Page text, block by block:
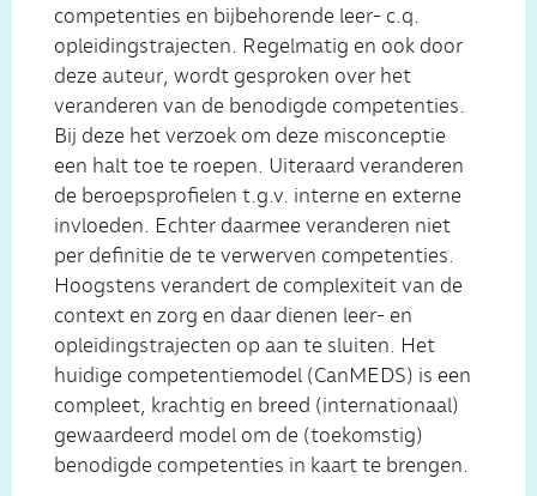
competenties en bijbehorende leer- c.q.
opleidingstrajecten. Regelmatig en ook door
deze auteur, wordt gesproken over het
veranderen van de benodigde competenties.
Bij deze het verzoek om deze misconceptie
een halt toe te roepen. Uiteraard veranderen
de beroepsprofielen t.g.v. interne en externe
invloeden. Echter daarmee veranderen niet
per definitie de te verwerven competenties.
Hoogstens verandert de complexiteit van de
context en zorg en daar dienen leer- en
opleidingstrajecten op aan te sluiten. Het
huidige competentiemodel (CanMEDS) is een
compleet, krachtig en breed (internationaal)
gewaardeerd model om de (toekomstig)
benodigde competenties in kaart te brengen.